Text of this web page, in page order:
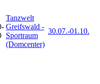
Tanzwelt
Greifswald -
Sportraum
(Domcenter)
30.07.-01.10.